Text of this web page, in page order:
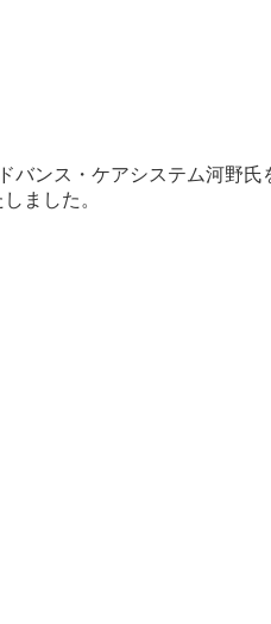
バンス・ケアシステム河野氏
ました。